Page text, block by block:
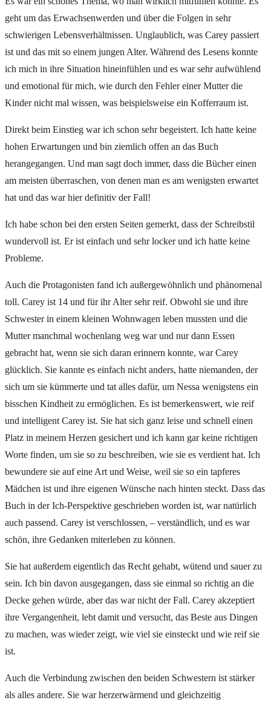
geht um das Erwachsenwerden und über die Folgen in sehr
schwierigen Lebensverhältnissen. Unglaublich, was Carey passiert
ist und das mit so einem jungen Alter. Während des Lesens konnte
ich mich in ihre Situation hineinfühlen und es war sehr aufwühlend
und emotional für mich, wie durch den Fehler einer Mutter die
Kinder nicht mal wissen, was beispielsweise ein Kofferraum ist.
Direkt beim Einstieg war ich schon sehr begeistert. Ich hatte keine
hohen Erwartungen und bin ziemlich offen an das Buch
herangegangen. Und man sagt doch immer, dass die Bücher einen
am meisten überraschen, von denen man es am wenigsten erwartet
hat und das war hier definitiv der Fall!
Ich habe schon bei den ersten Seiten gemerkt, dass der Schreibstil
wundervoll ist. Er ist einfach und sehr locker und ich hatte keine
Probleme.
Auch die Protagonisten fand ich außergewöhnlich und phänomenal
toll. Carey ist 14 und für ihr Alter sehr reif. Obwohl sie und ihre
Schwester in einem kleinen Wohnwagen leben mussten und die
Mutter manchmal wochenlang weg war und nur dann Essen
gebracht hat, wenn sie sich daran erinnern konnte, war Carey
glücklich. Sie kannte es einfach nicht anders, hatte niemanden, der
sich um sie kümmerte und tat alles dafür, um Nessa wenigstens ein
bisschen Kindheit zu ermöglichen. Es ist bemerkenswert, wie reif
und intelligent Carey ist. Sie hat sich ganz leise und schnell einen
Platz in meinem Herzen gesichert und ich kann gar keine richtigen
Worte finden, um sie so zu beschreiben, wie sie es verdient hat. Ich
bewundere sie auf eine Art und Weise, weil sie so ein tapferes
Mädchen ist und ihre eigenen Wünsche nach hinten steckt. Dass das
Buch in der Ich-Perspektive geschrieben worden ist, war natürlich
auch passend. Carey ist verschlossen, – verständlich, und es war
schön, ihre Gedanken miterleben zu können.
Sie hat außerdem eigentlich das Recht gehabt, wütend und sauer zu
sein. Ich bin davon ausgegangen, dass sie einmal so richtig an die
Decke gehen würde, aber das war nicht der Fall. Carey akzeptiert
ihre Vergangenheit, lebt damit und versucht, das Beste aus Dingen
zu machen, was wieder zeigt, wie viel sie einsteckt und wie reif sie
ist.
Auch die Verbindung zwischen den beiden Schwestern ist stärker
als alles andere. Sie war herzerwärmend und gleichzeitig